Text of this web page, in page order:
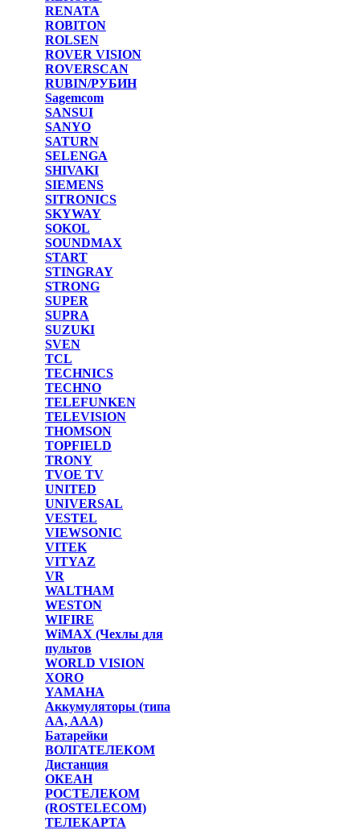
RENATA
ROBITON
ROLSEN
ROVER VISION
ROVERSCAN
RUBIN/РУБИН
Sagemcom
SANSUI
SANYO
SATURN
SELENGA
SHIVAKI
SIEMENS
SITRONICS
SKYWAY
SOKOL
SOUNDMAX
START
STINGRAY
STRONG
SUPER
SUPRA
SUZUKI
SVEN
TCL
TECHNICS
TECHNO
TELEFUNKEN
TELEVISION
THOMSON
TOPFIELD
TRONY
TVOE TV
UNITED
UNIVERSAL
VESTEL
VIEWSONIC
VITEK
VITYAZ
VR
WALTHAM
WESTON
WIFIRE
WiMAX (Чехлы для
пультов
WORLD VISION
XORO
YAMAHA
Аккумуляторы (типа
AA, AAA)
Батарейки
ВОЛГАТЕЛЕКОМ
Дистанция
ОКЕАН
РОСТЕЛЕКОМ
(ROSTELECOM)
ТЕЛЕКАРТА